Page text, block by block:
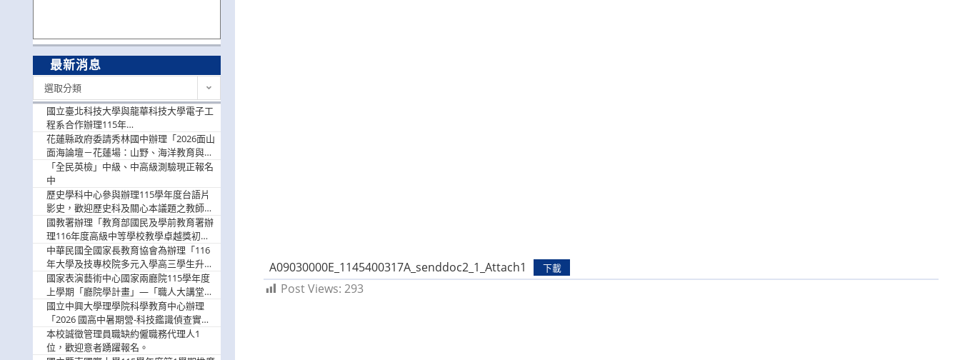
A09030000E_1145400317A_senddoc2_1_Attach1 下載
Post Views: 293
最新消息
選取分類
國立臺北科技大學與龍華科技大學電子工
程系合作辦理115年
「115.08.10~08.12「AI賦能應用於智慧半
導體研習營」，歡迎學生踴躍報名參加
花蓮縣政府委請秀林國中辦理「2026面山
面海論壇－花蓮場：山野、海洋教育與戶
外安全實務課程」，歡迎踴躍報名參加
「全民英檢」中級、中高級測驗現正報名
中
歷史學科中心參與辦理115學年度台語片
影史，歡迎歷史科及關心本議題之教師踴
躍報名參加
國教署辦理「教育部國民及學前教育署辦
理116年度高級中等學校教學卓越獎初選
實施計畫」，鼓勵教師踴躍報名
中華民國全國家長教育協會為辦理「116
年大學及技專校院多元入學高三學生升學
輔導家長說明會」
國家表演藝術中心國家兩廳院115學年度
上學期「廳院學計畫」—「職人大講堂」
及「一日體驗課程」，鼓勵踴躍報名參
與。
國立中興大學理學院科學教育中心辦理
「2026 國高中暑期營-科技鑑識偵查實戰
營」活動資訊，鼓勵學生踴躍報名參加。
本校誠徵管理員職缺約僱職務代理人1
位，歡迎意者踴躍報名。